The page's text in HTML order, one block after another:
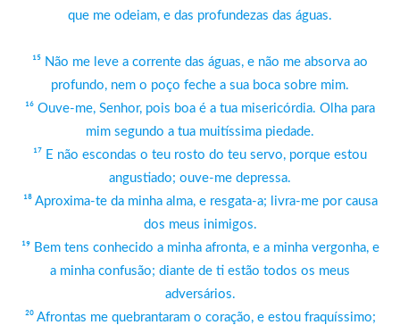
que me odeiam, e das profundezas das águas.
¹⁵ Não me leve a corrente das águas, e não me absorva ao
profundo, nem o poço feche a sua boca sobre mim.
¹⁶ Ouve-me, Senhor, pois boa é a tua misericórdia. Olha para
mim segundo a tua muitíssima piedade.
¹⁷ E não escondas o teu rosto do teu servo, porque estou
angustiado; ouve-me depressa.
¹⁸ Aproxima-te da minha alma, e resgata-a; livra-me por causa
dos meus inimigos.
¹⁹ Bem tens conhecido a minha afronta, e a minha vergonha, e
a minha confusão; diante de ti estão todos os meus
adversários.
²⁰ Afrontas me quebrantaram o coração, e estou fraquíssimo;